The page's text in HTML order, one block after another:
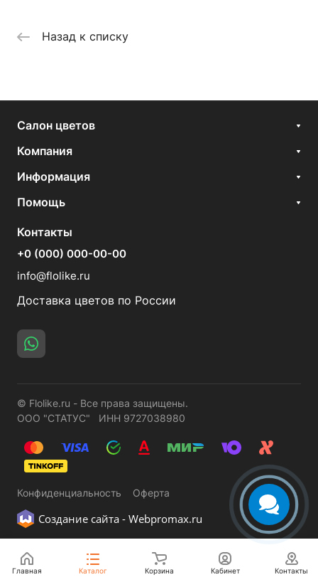
Назад к списку
Салон цветов
Компания
Информация
Помощь
Контакты
+0 (000) 000-00-00
info@flolike.ru
Доставка цветов по России
© Flolike.ru - Все права защищены.
ООО "СТАТУС" ИНН 9727038980
Конфиденциальность Оферта
Создание сайта - Webpromax.ru
Главная Каталог Корзина Кабинет Контакты